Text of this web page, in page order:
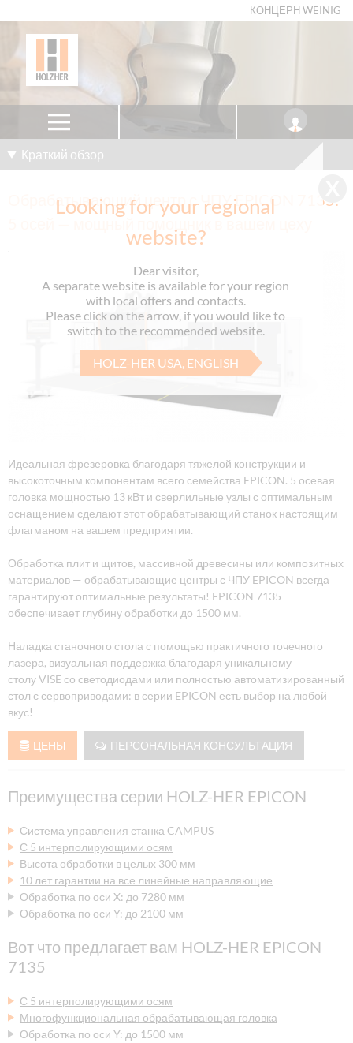
КОНЦЕРН WEINIG
Looking for your regional
website?
Dear visitor,
A separate website is available for your region
with local offers and contacts.
Please click on the arrow, if you would like to
switch to the recommended website.
HOLZ-HER USA, ENGLISH
Краткий обзор
Обрабатывающий центр с ЧПУ EPICON 7135:
5 осей — мощный помощник в вашем цеху
Идеальная фрезеровка благодаря тяжелой конструкции и
высокоточным компонентам всего семейства EPICON. 5 осевая
головка мощностью 13 кВт и сверлильные узлы с оптимальным
оснащением сделают этот обрабатывающий станок настоящим
флагманом на вашем предприятии.
Обработка плит и щитов, массивной древесины или композитных
материалов — обрабатывающие центры с ЧПУ EPICON всегда
гарантируют оптимальные результаты! EPICON 7135
обеспечивает глубину обработки до 1500 мм.
Наладка станочного стола с помощью практичного точечного
лазера, визуальная поддержка благодаря уникальному
столу VISE со светодиодами или полностью автоматизированный
стол с сервоприводами: в серии EPICON есть выбор на любой
вкус!
ЦЕНЫ ПЕРСОНАЛЬНАЯ КОНСУЛЬТАЦИЯ
Преимущества серии HOLZ-HER EPICON
Система управления станка CAMPUS
С 5 интерполирующими осям
Высота обработки в целых 300 мм
10 лет гарантии на все линейные направляющие
Обработка по оси X: до 7280 мм
Обработка по оси Y: до 2100 мм
Вот что предлагает вам HOLZ-HER EPICON
7135
С 5 интерполирующими осям
Многофункциональная обрабатывающая головка
Обработка по оси Y: до 1500 мм